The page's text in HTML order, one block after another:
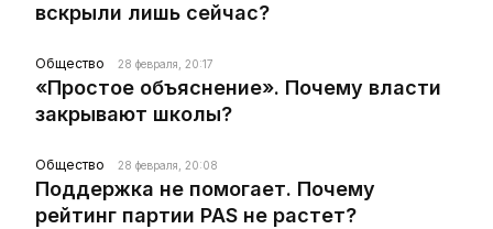
вскрыли лишь сейчас?
Общество 28 февраля, 20:17
«Простое объяснение». Почему власти
закрывают школы?
Общество 28 февраля, 20:08
Поддержка не помогает. Почему
рейтинг партии PAS не растет?